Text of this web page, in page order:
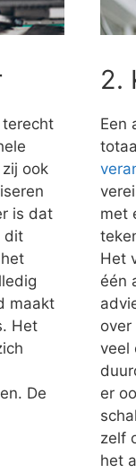
terecht
ook
is dat
dit
maakt
Het
De
2.
Een
met
Het
één
veel
er
zelf
het